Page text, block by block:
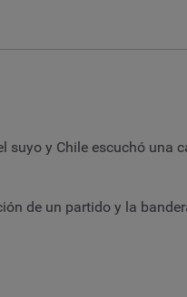
y Chile escuchó una
de un partido y la